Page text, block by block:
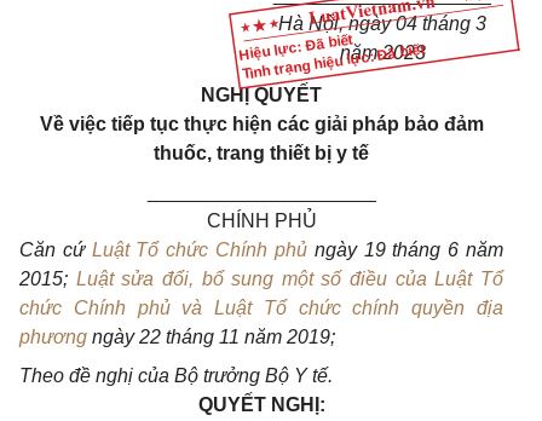
Hiệu lực: Đã biết
Tình trạng hiệu lực: Đã biết
Hà Nội, ngày 04 tháng 3
năm 2023
NGHỊ QUYẾT
Về việc tiếp tục thực hiện các giải pháp bảo đảm
thuốc, trang thiết bị y tế
CHÍNH PHỦ
Căn cứ Luật Tổ chức Chính phủngày 19 tháng 6 năm
2015; Luật sửa đổi, bổ sung một số điều của Luật Tổ
chức Chính phủ và Luật Tổ chức chính quyền địa
phương ngày 22 tháng 11 năm 2019;
Theo đề nghị của Bộ trưởng Bộ Y tế.
QUYẾT NGHỊ: